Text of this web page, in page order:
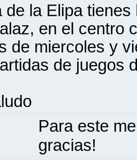
de la Elipa
en el centro
de miercoles y
de juegos
Para este
gracias!